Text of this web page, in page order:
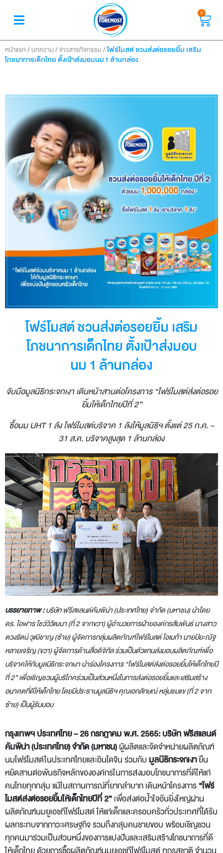
0
หน้าแรก / บทความ /ข่าวสารกิจกรรม /โฟร์โมสต์ ชวนส่งต่อรอยยิ้ม เสริม
โภชนาการเด็กไทย ตั้งเป้าส่งมอบนม 1 ล้านกล่อง
โฟร์โมสต์ ชวนส่งต่อรอยยิ้ม เสริม
โภชนาการเด็กไทย ตั้งเป้าส่งมอบ
นม 1 ล้านกล่อง
จับมือมูลนิธิกระจกเงา เดินหน้าสานต่อโครงการ “โฟร์โมสต์ส่งต่อรอย
ยิ้มให้เด็กไทยปีที่ 2”
ซื้อนม UHT 1 ลัง โฟร์โมสต์บริจาค 1 ลังให้มูลนิธิฯ ตั้งแต่ 25 ก.ค. –
31 ส.ค. บริจาคสูงสุด 1 ล้านกล่อง
บรรยายภาพ :บริษัท ฟรีสแลนด์คัมพิน่า (ประเทศไทย) จำกัด (มหาชน) นำโดย
ดร. โอฬาร โชว์วิวัฒนา (ที่ 2 จากขวา) ผู้อำนวยการฝ่ายองค์กรสัมพันธ์ นางสาว
ตวงรัตน์ วุฒิชาญ (ซ้าย) ผู้จัดการกลุ่มผลิตภัณฑ์โฟร์โมสต์ โอเมก้า นายปิยะณัฐ
หลายเจริญ (ขวา) ผู้จัดการด้านสื่อดิจิทัล ร่วมเป็นตัวแทนส่งมอบผลิตภัณฑ์เพื่อ
บริจาคให้กับมูลนิธิกระจกเงา นำร่องโครงการ “โฟร์โมสต์ส่งต่อรอยยิ้มให้เด็กไทยปี
ที่ 2” เพื่อเชิญชวนผู้บริโภคร่วมเป็นส่วนหนึ่งในการส่งต่อรอยยิ้มและเสริมสร้าง
อนาคตที่ดีให้เด็กไทย โดยมีประธานมูลนิธิฯ คุณเอกลักษณ์ หลุ่มชมแข (ที่ 2 จาก
ซ้าย) เป็นผู้รับมอบ
กรุงเทพฯ ประเทศไทย – 26 กรกฎาคม พ.ศ. 2565: บริษัท ฟรีสแลนด์
คัมพิน่า (ประเทศไทย) จำกัด (มหาชน)ผู้ผลิตและจัดจำหน่ายผลิตภัณฑ์
นมโฟร์โมสต์ในประเทศไทยและอินโดจีน ร่วมกับ มูลนิธิกระจกเงายืน
หยัดสานต่อพันธกิจหลักขององค์กรในการส่งมอบโภชนาการที่ดีให้แก่
คนไทยทุกกลุ่ม แม้ในสถานการณ์ที่ยากลำบาก เดินหน้าโครงการ“โฟร์
โมสต์ส่งต่อรอยยิ้มให้เด็กไทยปีที่ 2”เพื่อส่งต่อน้ำใจอันยิ่งใหญ่ผ่าน
ผลิตภัณฑ์นมยูเอชทีโฟร์โมสต์ ให้แก่เด็กและครอบครัวทั่วประเทศที่ได้รับ
ผลกระทบจากภาวะเศรษฐกิจ รวมถึงกลุ่มคนชายขอบ พร้อมเชิญชวน
ทุกคนมาร่วมเป็นส่วนหนึ่งของการแบ่งปันและเสริมสร้างโภชนาการที่ดี